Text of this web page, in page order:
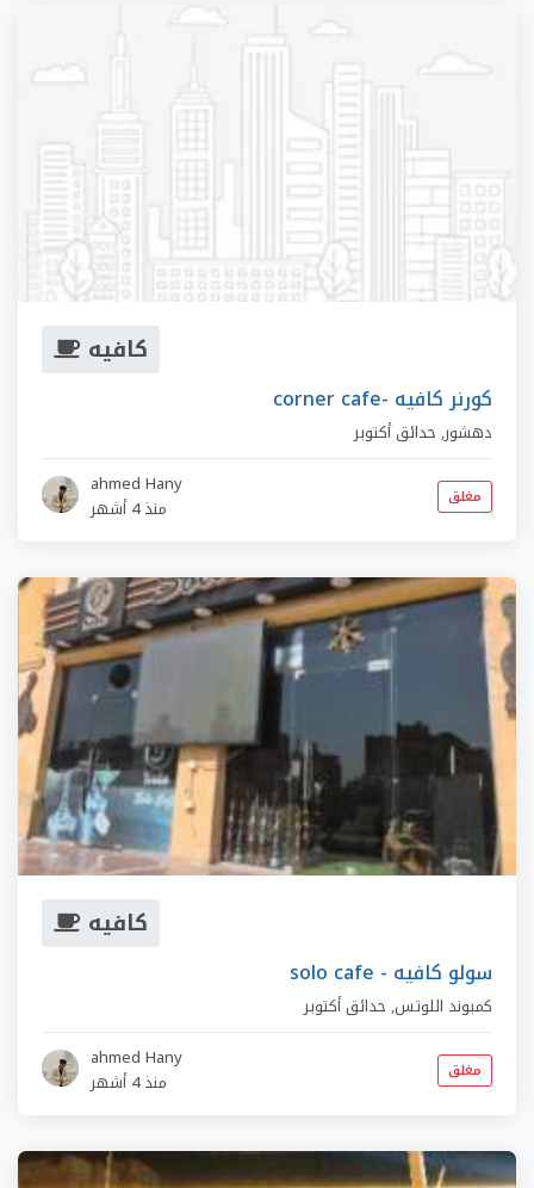
كافيه
corner cafe- كورنر كافيه
دهشور, حدائق أكتوبر
ahmed Hany
منذ 4 أشهر
مغلق
كافيه
solo cafe - سولو كافيه
كمبوند اللوتس, حدائق أكتوبر
ahmed Hany
منذ 4 أشهر
مغلق